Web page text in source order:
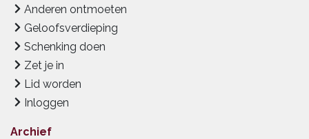
Anderen ontmoeten
Geloofsverdieping
Schenking doen
Zet je in
Lid worden
Inloggen
Archief